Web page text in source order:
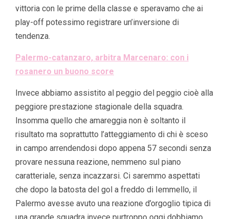
vittoria con le prime della classe e speravamo che ai
play-off potessimo registrare un’inversione di
tendenza.
Palermo-catanzaro, arbitra Marcenaro: con i
rosanero un buono score
Invece abbiamo assistito al peggio del peggio cioè alla
peggiore prestazione stagionale della squadra.
Insomma quello che amareggia non è soltanto il
risultato ma soprattutto l’atteggiamento di chi è sceso
in campo arrendendosi dopo appena 57 secondi senza
provare nessuna reazione, nemmeno sul piano
caratteriale, senza incazzarsi. Ci saremmo aspettati
che dopo la batosta del gol a freddo di Iemmello, il
Palermo avesse avuto una reazione d’orgoglio tipica di
una grande squadra invece purtroppo oggi dobbiamo